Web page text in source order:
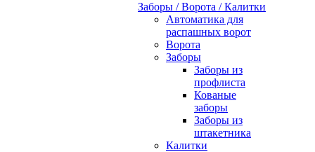
Заборы / Ворота / Калитки
Автоматика для
распашных ворот
Ворота
Заборы
Заборы из
профлиста
Кованые
заборы
Заборы из
штакетника
Калитки